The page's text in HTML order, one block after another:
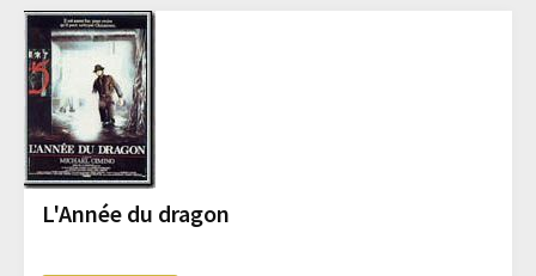
L'Année du dragon